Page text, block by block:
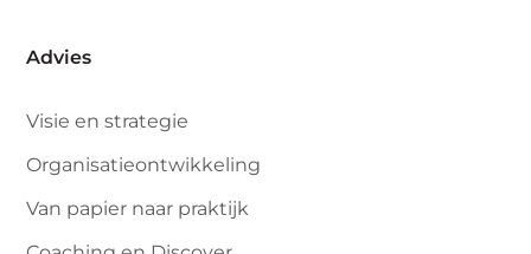
Advies
Visie en strategie
Organisatieontwikkeling
Van papier naar praktijk